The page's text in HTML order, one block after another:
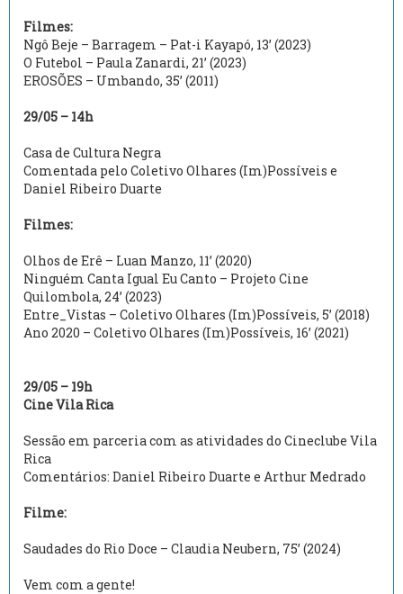
Filmes:
Ngô Beje – Barragem – Pat-i Kayapó, 13’ (2023)
O Futebol – Paula Zanardi, 21’ (2023)
EROSÕES – Umbando, 35’ (2011)
29/05 – 14h
Casa de Cultura Negra
Comentada pelo Coletivo Olhares (Im)Possíveis e
Daniel Ribeiro Duarte
Filmes:
Olhos de Erê – Luan Manzo, 11’ (2020)
Ninguém Canta Igual Eu Canto – Projeto Cine
Quilombola, 24’ (2023)
Entre_Vistas – Coletivo Olhares (Im)Possíveis, 5’ (2018)
Ano 2020 – Coletivo Olhares (Im)Possíveis, 16’ (2021)
29/05 – 19h
Cine Vila Rica
Sessão em parceria com as atividades do Cineclube Vila
Rica
Comentários: Daniel Ribeiro Duarte e Arthur Medrado
Filme:
Saudades do Rio Doce – Claudia Neubern, 75’ (2024)
Vem com a gente!